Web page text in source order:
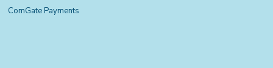
ComGate Payments